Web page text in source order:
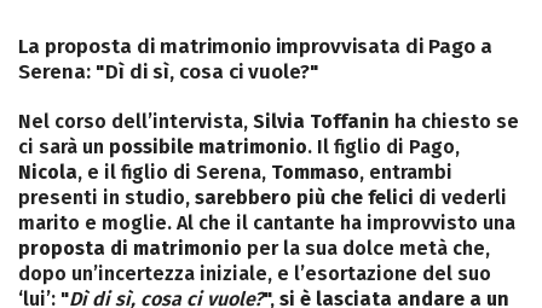
La proposta di matrimonio improvvisata di Pago a
Serena: "Dì di sì, cosa ci vuole?"
Nel corso dell’intervista, Silvia Toffanin ha chiesto se
ci sarà un possibile matrimonio. Il figlio di Pago,
Nicola, e il figlio di Serena, Tommaso, entrambi
presenti in studio, sarebbero più che felici di vederli
marito e moglie. Al che il cantante ha improvvisto una
proposta di matrimonio per la sua dolce metà che,
dopo un’incertezza iniziale, e l’esortazione del suo
‘lui’: "Dì di sì, cosa ci vuole?", si è lasciata andare a un